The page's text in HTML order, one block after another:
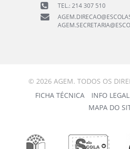
TEL.: 214 307 510
© 2026 AGEM. TODOS OS
FICHA TÉCNICA
INFO LEGAL
MAPA DO